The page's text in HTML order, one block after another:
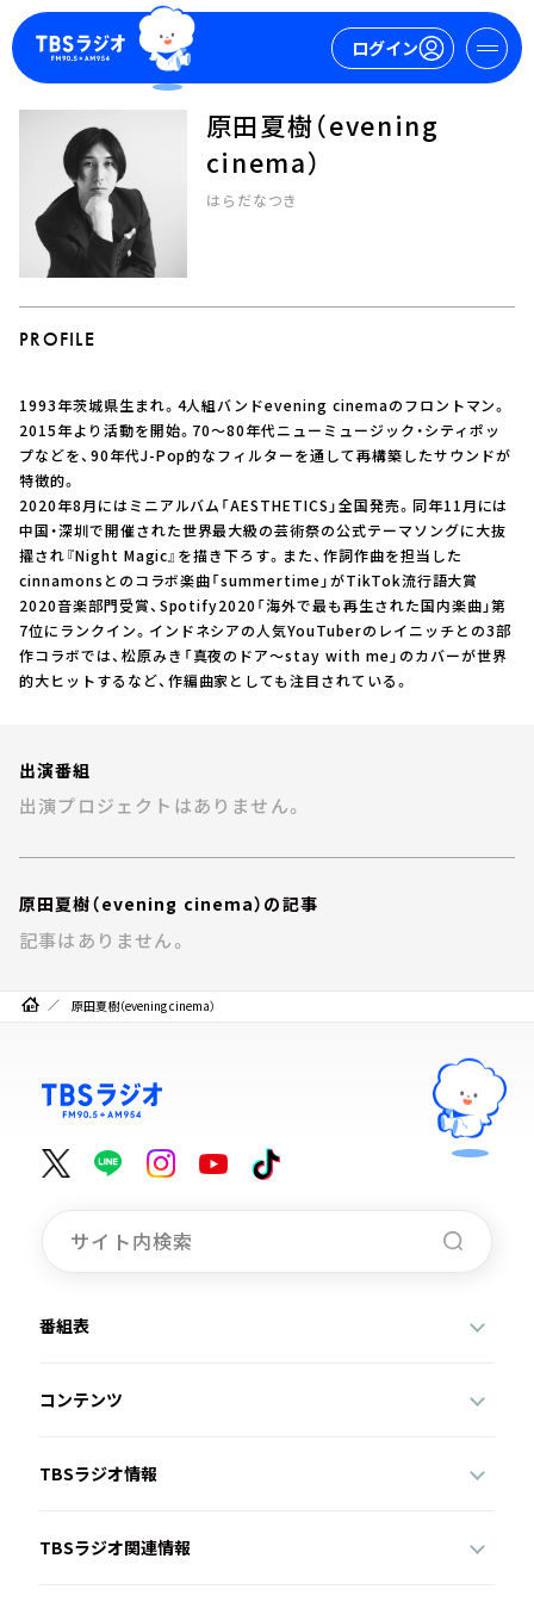
ログイン
マイページ
ログイン
今日の番組表
週間番組表
TBS Podcast
お知らせ
イベント・グッズ
YouTube
会社情報
原田夏樹（evening
cinema）
はらだなつき
PROFILE
1993年茨城県生まれ。4人組バンドevening cinemaのフロントマン。
2015年より活動を開始。70～80年代ニューミュージック・シティポッ
プなどを、90年代J-Pop的なフィルターを通して再構築したサウンドが
特徴的。
2020年8月にはミニアルバム「AESTHETICS」全国発売。同年11月には
中国・深圳で開催された世界最大級の芸術祭の公式テーマソングに大抜
擢され『Night Magic』を描き下ろす。また、作詞作曲を担当した
cinnamonsとのコラボ楽曲「summertime」がTikTok流行語大賞
2020音楽部門受賞、Spotify2020「海外で最も再生された国内楽曲」第
7位にランクイン。インドネシアの人気YouTuberのレイニッチとの3部
作コラボでは、松原みき「真夜のドア～stay with me」のカバーが世界
的大ヒットするなど、作編曲家としても注目されている。
出演番組
出演プロジェクトはありません。
原田夏樹（evening cinema）の記事
記事はありません。
原田夏樹（evening cinema）
番組表
コンテンツ
TBSラジオ情報
TBSラジオ関連情報